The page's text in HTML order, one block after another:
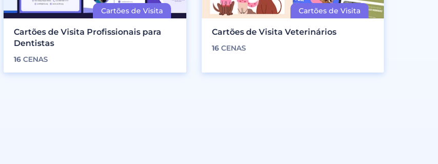
Cartões de Visita Profissionais para
Dentistas
16 CENAS
Cartões de Visita Veterinários
16CENAS